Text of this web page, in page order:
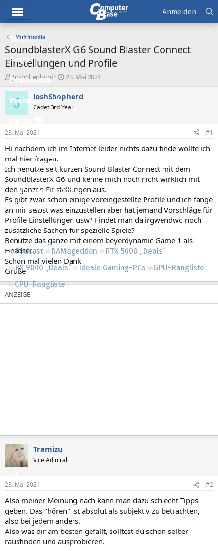
Ticker
Tests
Downloads
Preisvergleich
Forum
Aktuelles
Empfohlene Inhalte
Neue Beiträge
Neueste Aktivitäten
Leserartikel
Regeln
Podcast RAMageddon
RTX 5000 „Deals“
RX 9000 „Deals“
Ideale Gaming-PCs
GPU-Rangliste
CPU-Rangliste
Anmelden
Multimedia
SoundblasterX G6 Sound Blaster Connect
Einstellungen und Profile
E
r
s
t
e
JoshShepherd
E
s
e
t
a
23. Mai 2021
J JoshShepherd
Cadet 3rd Year
23. Mai 2021 #1
Hi nachdem ich im Internet leider nichts dazu finde wollte ich
mal hier fragen.
Ich benutze seit kurzen Sound Blaster Connect mit dem
SoundblasterX G6 und kenne mich noch nicht wirklich mit
den ganzen Einstellungen aus.
Es gibt zwar schon einige voreingestellte Profile und ich fange
an mir selbst was einzustellen aber hat jemand Vorschläge für
Profile Einstellungen usw? Findet man da irgwendwo noch
zusätzliche Sachen für spezielle Spiele?
Benutze das ganze mit einem beyerdynamic Game 1 als
Headset.
Schon mal vielen Dank
Grüße
Tramizu
Vice Admiral
23. Mai 2021 #2
Also meiner Meinung nach kann man dazu schlecht Tipps
geben. Das "hören" ist absolut als subjektiv zu betrachten,
also bei jedem anders.
Also was dir am besten gefällt, solltest du schon selber
rausfinden und ausprobieren.